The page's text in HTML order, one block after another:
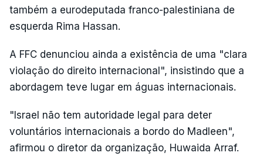
também a eurodeputada franco-palestiniana de
esquerda Rima Hassan.
A FFC denunciou ainda a existência de uma "clara
violação do direito internacional", insistindo que a
abordagem teve lugar em águas internacionais.
"Israel não tem autoridade legal para deter
voluntários internacionais a bordo do Madleen",
afirmou o diretor da organização, Huwaida Arraf.